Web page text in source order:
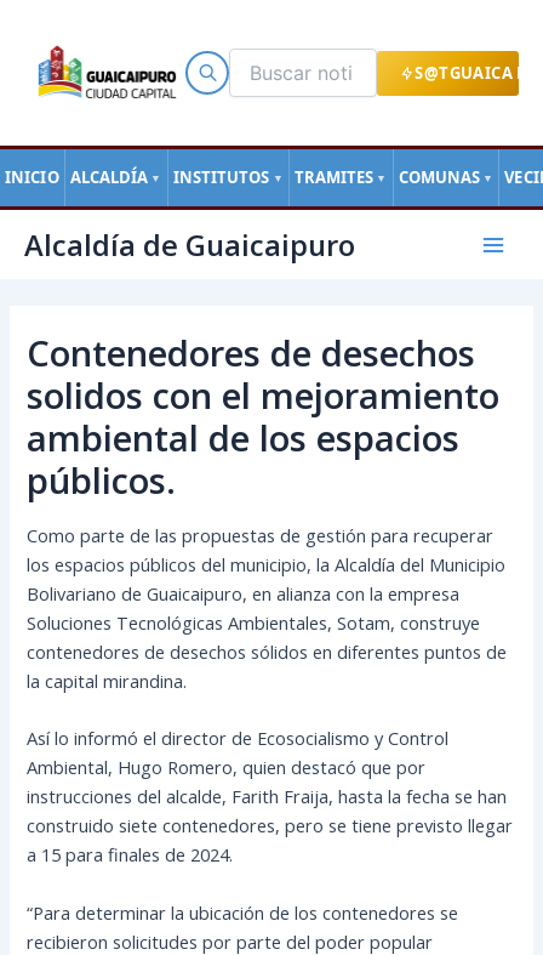
S@TGUAICA
INICIO ALCALDÍA ▼ INSTITUTOS ▼ TRAMITES ▼ COMUNAS ▼
contenido
Alcaldía de Guaicaipuro
Main
Contenedores de desechos
solidos con el mejoramiento
ambiental de los espacios
públicos.
Como parte de las propuestas de gestión para recuperar
los espacios públicos del municipio, la Alcaldía del Municipio
Bolivariano de Guaicaipuro, en alianza con la empresa
Soluciones Tecnológicas Ambientales, Sotam, construye
contenedores de desechos sólidos en diferentes puntos de
la capital mirandina.
Así lo informó el director de Ecosocialismo y Control
Ambiental, Hugo Romero, quien destacó que por
instrucciones del alcalde, Farith Fraija, hasta la fecha se han
construido siete contenedores, pero se tiene previsto llegar
a 15 para finales de 2024.
“Para determinar la ubicación de los contenedores se
recibieron solicitudes por parte del poder popular
de